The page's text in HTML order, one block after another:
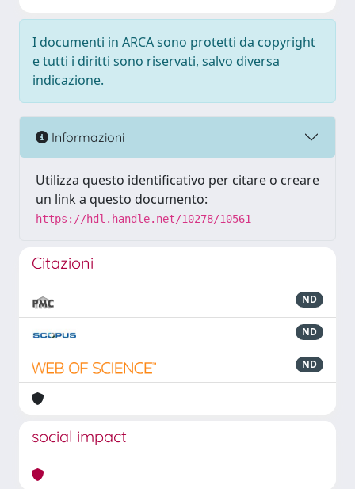
I documenti in ARCA sono protetti da copyright
e tutti i diritti sono riservati, salvo diversa
indicazione.
Informazioni
Utilizza questo identificativo per citare o creare
un link a questo documento:
https://hdl.handle.net/10278/10561
Citazioni
ND
ND
ND
social impact